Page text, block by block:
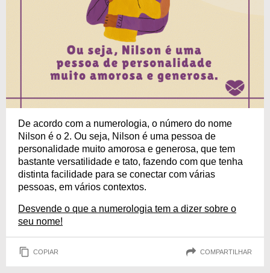
De acordo com a numerologia, o número do nome
Nilson é o 2. Ou seja, Nilson é uma pessoa de
personalidade muito amorosa e generosa, que tem
bastante versatilidade e tato, fazendo com que tenha
distinta facilidade para se conectar com várias
pessoas, em vários contextos.
Desvende o que a numerologia tem a dizer sobre o
seu nome!
COPIAR COMPARTILHAR